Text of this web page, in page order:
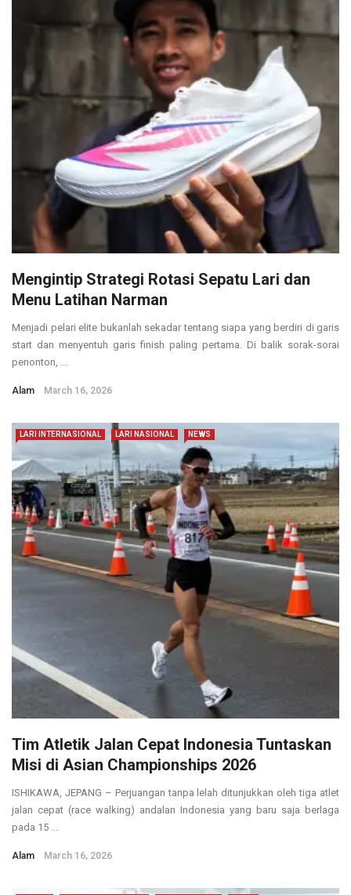
Mengintip Strategi Rotasi Sepatu Lari dan
Menu Latihan Narman
Menjadi pelari elite bukanlah sekadar tentang siapa yang berdiri di garis
start dan menyentuh garis finish paling pertama. Di balik sorak-sorai
penonton, ...
Alam March 16, 2026
LARI INTERNASIONAL LARI NASIONAL NEWS
Tim Atletik Jalan Cepat Indonesia Tuntaskan
Misi di Asian Championships 2026
ISHIKAWA, JEPANG – Perjuangan tanpa lelah ditunjukkan oleh tiga atlet
jalan cepat (race walking) andalan Indonesia yang baru saja berlaga
pada 15 ...
Alam March 16, 2026